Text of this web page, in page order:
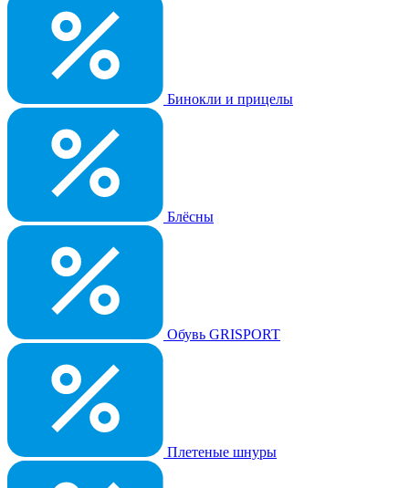
Бинокли и прицелы
Блёсны
Обувь GRISPORT
Плетеные шнуры